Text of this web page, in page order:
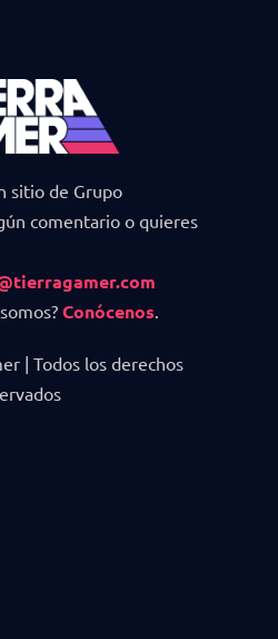
sitio de Grupo
comentario o quieres
Conócenos.
| Todos los derechos